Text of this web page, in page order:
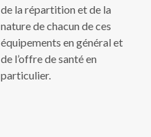
de la répartition et de la
nature de chacun de ces
équipements en général et
de l’offre de santé en
particulier.